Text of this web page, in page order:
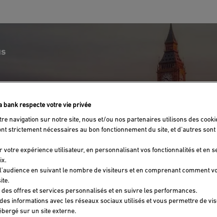
EN ESPAGNE :
bank respecte votre vie privée
navigation sur notre site, nous et/ou nos partenaires utilisons des
strictement nécessaires au bon fonctionnement du site, et d'autres
votre expérience utilisateur, en personnalisant vos fonctionnalités et en
en suivant le nombre de visiteurs et en comprenant comment
offres et services personnalisés et en suivre les performances.
informations avec les réseaux sociaux utilisés et vous permettre de
sur un site externe.